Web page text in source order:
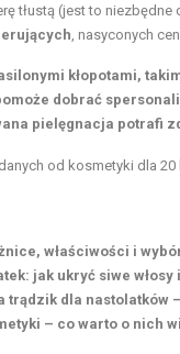
tłustą (jest to niezbędne
, nasyconych
kłopotami,
dobrać
pielęgnacja potrafi
od kosmetyki dla 20
właściwości i
jak ukryć siwe włosy
trądzik dla nastolatków
– co warto o nich